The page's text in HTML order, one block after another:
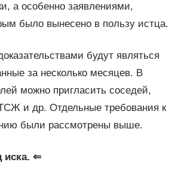
а особенно заявлениями,
было вынесено в пользу истца.
будут являться
за несколько месяцев. В
можно пригласить соседей,
и др. Отдельные требования к
были рассмотрены выше.
иска. ⇐